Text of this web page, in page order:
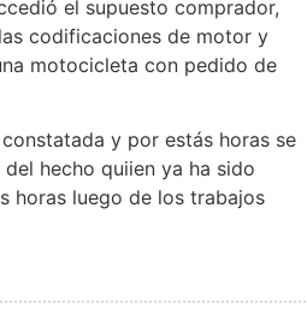
el supuesto comprador,
codificaciones de motor y
motocicleta con pedido de
y por estás horas se
hecho quiien ya ha sido
horas luego de los trabajos